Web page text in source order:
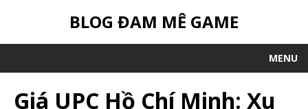
BLOG ĐAM MÊ GAME
MENU
Giá UPC Hồ Chí Minh: Xu